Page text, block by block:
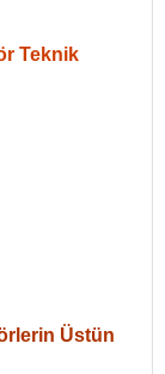
Teknik
Üstün